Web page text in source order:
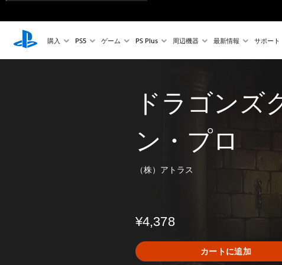
購入 PS5 ゲーム PS Plus 周辺機器 最新情報 サポート
ドラゴンズ
ン・プロ
（株）アトラス
¥4,378
カートに追加